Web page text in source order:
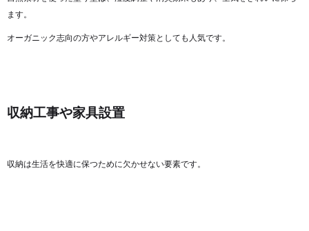
ます。
オーガニック志向の方やアレルギー対策としても人気です。
収納工事や家具設置
収納は生活を快適に保つために欠かせない要素です。